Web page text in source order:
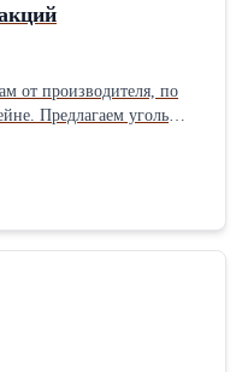
от производителя, по
Предлагаем уголь
ДВЖД,
согласовываются после